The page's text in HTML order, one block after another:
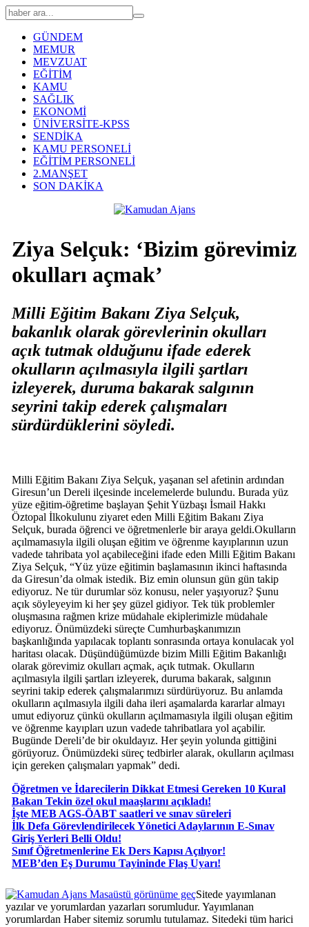
GÜNDEM
MEMUR
MEVZUAT
EĞİTİM
KAMU
SAĞLIK
EKONOMİ
ÜNİVERSİTE-KPSS
SENDİKA
KAMU PERSONELİ
EĞİTİM PERSONELİ
2.MANŞET
SON DAKİKA
Ziya Selçuk: ‘Bizim görevimiz
okulları açmak’
Milli Eğitim Bakanı Ziya Selçuk,
bakanlık olarak görevlerinin okulları
açık tutmak olduğunu ifade ederek
okulların açılmasıyla ilgili şartları
izleyerek, duruma bakarak salgının
seyrini takip ederek çalışmaları
sürdürdüklerini söyledi.
Milli Eğitim Bakanı Ziya Selçuk, yaşanan sel afetinin ardından
Giresun’un Dereli ilçesinde incelemelerde bulundu. Burada yüz
yüze eğitim-öğretime başlayan Şehit Yüzbaşı İsmail Hakkı
Öztopal İlkokulunu ziyaret eden Milli Eğitim Bakanı Ziya
Selçuk, burada öğrenci ve öğretmenlerle bir araya geldi.Okulların
açılmamasıyla ilgili oluşan eğitim ve öğrenme kayıplarının uzun
vadede tahribata yol açabileceğini ifade eden Milli Eğitim Bakanı
Ziya Selçuk, “Yüz yüze eğitimin başlamasının ikinci haftasında
da Giresun’da olmak istedik. Biz emin olunsun gün gün takip
ediyoruz. Ne tür durumlar söz konusu, neler yaşıyoruz? Şunu
açık söyleyeyim ki her şey güzel gidiyor. Tek tük problemler
oluşmasına rağmen krize müdahale ekiplerimizle müdahale
ediyoruz. Önümüzdeki süreçte Cumhurbaşkanımızın
başkanlığında yapılacak toplantı sonrasında ortaya konulacak yol
haritası olacak. Düşündüğümüzde bizim Milli Eğitim Bakanlığı
olarak görevimiz okulları açmak, açık tutmak. Okulların
açılmasıyla ilgili şartları izleyerek, duruma bakarak, salgının
seyrini takip ederek çalışmalarımızı sürdürüyoruz. Bu anlamda
okulların açılmasıyla ilgili daha ileri aşamalarda kararlar almayı
umut ediyoruz çünkü okulların açılmamasıyla ilgili oluşan eğitim
ve öğrenme kayıpları uzun vadede tahribatlara yol açabilir.
Bugünde Dereli’de bir okuldayız. Her şeyin yolunda gittiğini
görüyoruz. Önümüzdeki süreç tedbirler alarak, okulların açılması
için gereken çalışmaları yapmak” dedi.
Öğretmen ve İdarecilerin Dikkat Etmesi Gereken 10 Kural
Bakan Tekin özel okul maaşlarını açıkladı!
İşte MEB AGS-ÖABT saatleri ve sınav süreleri
İlk Defa Görevlendirilecek Yönetici Adaylarının E-Sınav
Giriş Yerleri Belli Oldu!
Sınıf Öğretmenlerine Ek Ders Kapısı Açılıyor!
MEB’den Eş Durumu Tayininde Flaş Uyarı!
Masaüstü görünüme geçSitede yayımlanan
yazılar ve yorumlardan yazarları sorumludur. Yayımlanan
yorumlardan Haber sitemiz sorumlu tutulamaz. Sitedeki tüm harici